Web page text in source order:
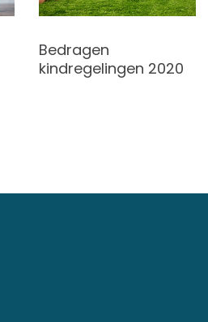
Bedragen
kindregelingen 2020